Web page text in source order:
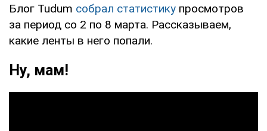
Блог Tudum собрал статистику просмотров
за период со 2 по 8 марта. Рассказываем,
какие ленты в него попали.
Ну, мам!